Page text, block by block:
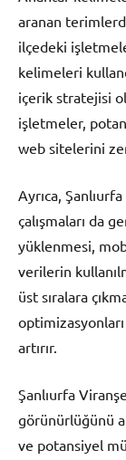
aranan
ilçedeki
kelimeleri
içerik stratejisi
işletmeler,
web sitelerini
Ayrıca,
çalışmaları da
yüklenmesi,
verilerin
üst sıralara
artırır.
Şanlıurfa
görünürlüğünü
ve potansiyel